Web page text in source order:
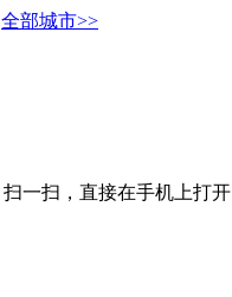
全部城市>>
扫一扫，直接在手机上打开